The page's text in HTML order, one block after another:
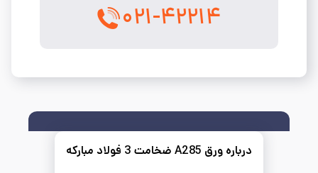
۰۲۱-۴۲۲۱۴
درباره ورق A285 ضخامت 3 فولاد مبارکه